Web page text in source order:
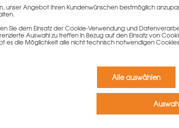
Oberflächenbeschaffenheit
werden
das cm-genaue Schalen im System. Mit dem
auch Zeit und damit sind sehr gute
unser Angebot Ihren Kundenwünschen bestmöglich
Sie dem Einsatz der Cookie-Verwendung und
Auswahl zu treffen in Bezug auf den Einsatz von
es die Möglichkeit alle nicht technisch notwendigen
Alle auswählen